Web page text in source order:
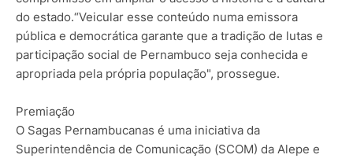
do estado.“Veicular esse conteúdo numa emissora
pública e democrática garante que a tradição de lutas e
participação social de Pernambuco seja conhecida e
apropriada pela própria população", prossegue.
Premiação
O Sagas Pernambucanas é uma iniciativa da
Superintendência de Comunicação (SCOM) da Alepe e